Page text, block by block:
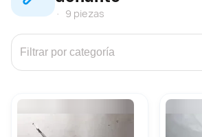
9 piezas